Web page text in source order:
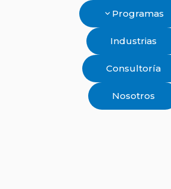
Programas
Industrias
Consultoría
Nosotros